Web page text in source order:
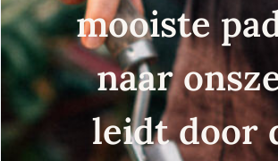
mooiste
naar
leidt door